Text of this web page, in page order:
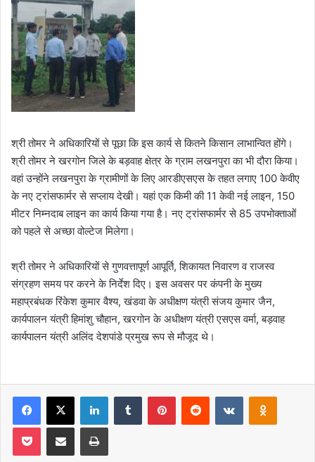
श्री तोमर ने अधिकारियों से पूछा कि इस कार्य से कितने किसान लाभान्वित होंगे।
श्री तोमर ने खरगोन जिले के बड़वाह क्षेत्र के ग्राम लखनपुरा का भी दौरा किया।
वहां उन्होंने लखनपुरा के ग्रामीणों के लिए आरडीएसएस के तहत लगाए 100 केवीए
के नए ट्रांसफार्मर से सप्लाय देखी। यहां एक किमी की 11 केवी नई लाइन, 150
मीटर निम्नदाब लाइन का कार्य किया गया है। नए ट्रांसफार्मर से 85 उपभोक्ताओं
को पहले से अच्छा वोल्टेज मिलेगा।
श्री तोमर ने अधिकारियों से गुणवत्तापूर्ण आपूर्ति, शिकायत निवारण व राजस्व
संग्रहण समय पर करने के निर्देश दिए। इस अवसर पर कंपनी के मुख्य
महाप्रबंधक रिंकेश कुमार वैश्य, खंडवा के अधीक्षण यंत्री संजय कुमार जैन,
कार्यपालन यंत्री हिमांशु चौहान, खरगोन के अधीक्षण यंत्री एसएस वर्मा, बड़वाह
कार्यपालन यंत्री अलिंद देशपांडे प्रमुख रूप से मौजूद थे।
Facebook
X LinkedInTumblr PinterestReddit VKontakte
Pocket Share via Email Print